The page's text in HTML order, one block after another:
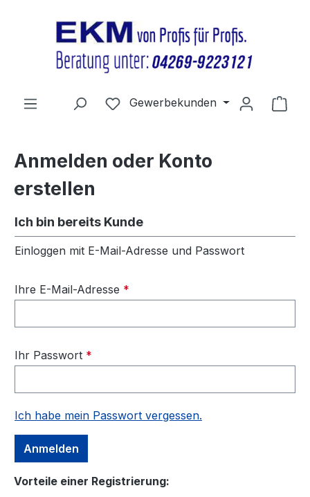
Du hast 0 Produkte auf dem
Gewerbekunden
Anmelden oder Konto
erstellen
Ich bin bereits Kunde
Einloggen mit E-Mail-Adresse und Passwort
Ihre E-Mail-Adresse *
Ihr Passwort *
Ich habe mein Passwort vergessen.
Anmelden
Vorteile einer Registrierung: